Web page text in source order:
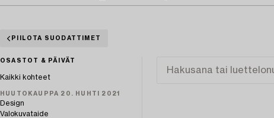
PIILOTA SUODATTIMET
OSASTOT & PÄIVÄT
Kaikki kohteet
HUUTOKAUPPA 20. HUHTI 2021
Design
Valokuvataide